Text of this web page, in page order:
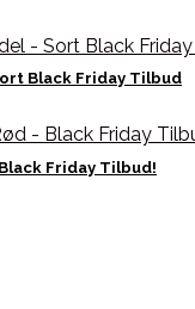
Black Friday Tilbud
Friday Tilbud!